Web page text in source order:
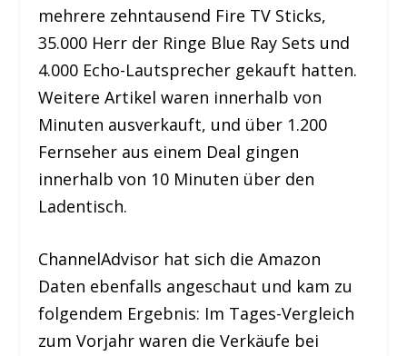
mehrere zehntausend Fire TV Sticks,
35.000 Herr der Ringe Blue Ray Sets und
4.000 Echo-Lautsprecher gekauft hatten.
Weitere Artikel waren innerhalb von
Minuten ausverkauft, und über 1.200
Fernseher aus einem Deal gingen
innerhalb von 10 Minuten über den
Ladentisch.
ChannelAdvisor hat sich die Amazon
Daten ebenfalls angeschaut und kam zu
folgendem Ergebnis: Im Tages-Vergleich
zum Vorjahr waren die Verkäufe bei